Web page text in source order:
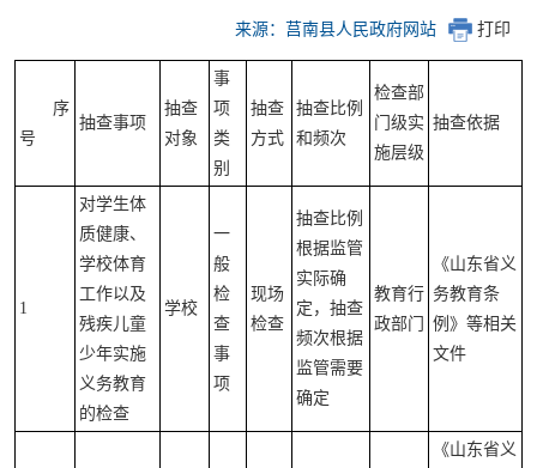
来源：莒南县人民政府网站 打印
序
号
抽查事项
抽查
对象
事
项
类
别
抽查
方式
抽查比例
和频次
检查部
门级实
施层级
抽查依据
1
对学生体
质健康、
学校体育
工作以及
残疾儿童
少年实施
义务教育
的检查
学校
一
般
检
查
事
项
现场
检查
抽查比例
根据监管
实际确
定，抽查
频次根据
监管需要
确定
教育行
政部门
《山东省义
务教育条
例》等相关
文件
《山东省义